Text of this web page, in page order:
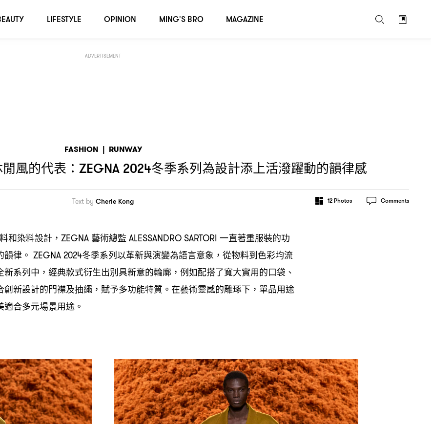
ADVERTISEMENT
FASHION | RUNWAY
風的代表 ：ZEGNA 2024冬季系列為設計添上活潑躍動的韻律感
Text by Cherie Kong 12Photos Comments
和染料設計 ，ZEGNA 藝術總監ALESSANDRO SARTORI 一直著重服裝的功
律。 ZEGNA 2024冬季系列以革新與演變為語言意象 ， 從物料到色彩均流
新系列中 ， 經典款式衍生出別具新意的輪廓 ， 例如配搭了寬大實用的口袋、
創新設計的門襟及抽繩 ， 賦予多功能特質。在藝術靈感的雕琢下 ， 單品用途
適合多元場景用途。
LIFESTYLE OPINION MING'S BRO MAGAZINE